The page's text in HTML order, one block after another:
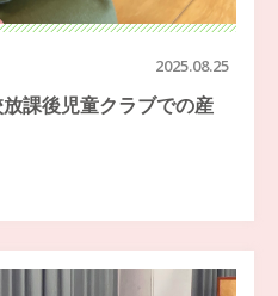
2025.08.25
放課後児童クラブでの産